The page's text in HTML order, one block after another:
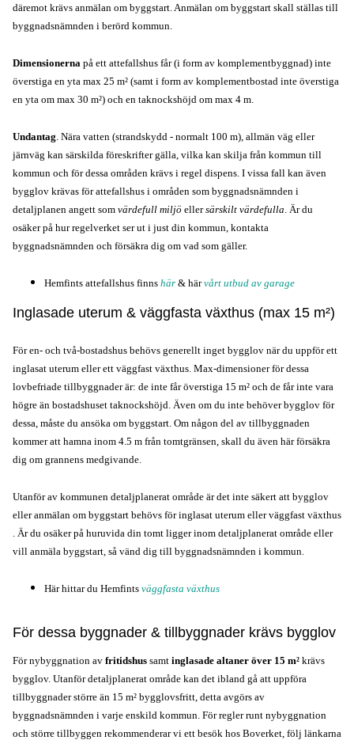
däremot krävs anmälan om byggstart. Anmälan om byggstart skall ställas till
byggnadsnämnden i berörd kommun.
Dimensionerna på ett attefallshus får (i form av komplementbyggnad) inte
överstiga en yta max 25 m² (samt i form av komplementbostad inte överstiga
en yta om max 30 m²) och en taknockshöjd om max 4 m.
Undantag. Nära vatten (strandskydd - normalt 100 m), allmän väg eller
järnväg kan särskilda föreskrifter gälla, vilka kan skilja från kommun till
kommun och för dessa områden krävs i regel dispens. I vissa fall kan även
bygglov krävas för attefallshus i områden som byggnadsnämnden i
detaljplanen angett som värdefull miljö eller särskilt värdefulla. Är du
osäker på hur regelverket ser ut i just din kommun, kontakta
byggnadsnämnden och försäkra dig om vad som gäller.
Hemfints attefallshus finns här & här vårt utbud av garage
Inglasade uterum & väggfasta växthus (max 15 m²)
För en- och två-bostadshus behövs generellt inget bygglov när du uppför ett
inglasat uterum eller ett väggfast växthus. Max-dimensioner för dessa
lovbefriade tillbyggnader är: de inte får överstiga 15 m² och de får inte vara
högre än bostadshuset taknockshöjd. Även om du inte behöver bygglov för
dessa, måste du ansöka om byggstart. Om någon del av tillbyggnaden
kommer att hamna inom 4.5 m från tomtgränsen, skall du även här försäkra
dig om grannens medgivande.
Utanför av kommunen detaljplanerat område är det inte säkert att bygglov
eller anmälan om byggstart behövs för inglasat uterum eller väggfast växthus
. Är du osäker på huruvida din tomt ligger inom detaljplanerat område eller
vill anmäla byggstart, så vänd dig till byggnadsnämnden i kommun.
Här hittar du Hemfints väggfasta växthus
För dessa byggnader & tillbyggnader krävs bygglov
För nybyggnation av fritidshus samt inglasade altaner över 15 m² krävs
bygglov. Utanför detaljplanerat område kan det ibland gå att uppföra
tillbyggnader större än 15 m² bygglovsfritt, detta avgörs av
byggnadsnämnden i varje enskild kommun. För regler runt nybyggnation
och större tillbyggen rekommenderar vi ett besök hos Boverket, följ länkarna